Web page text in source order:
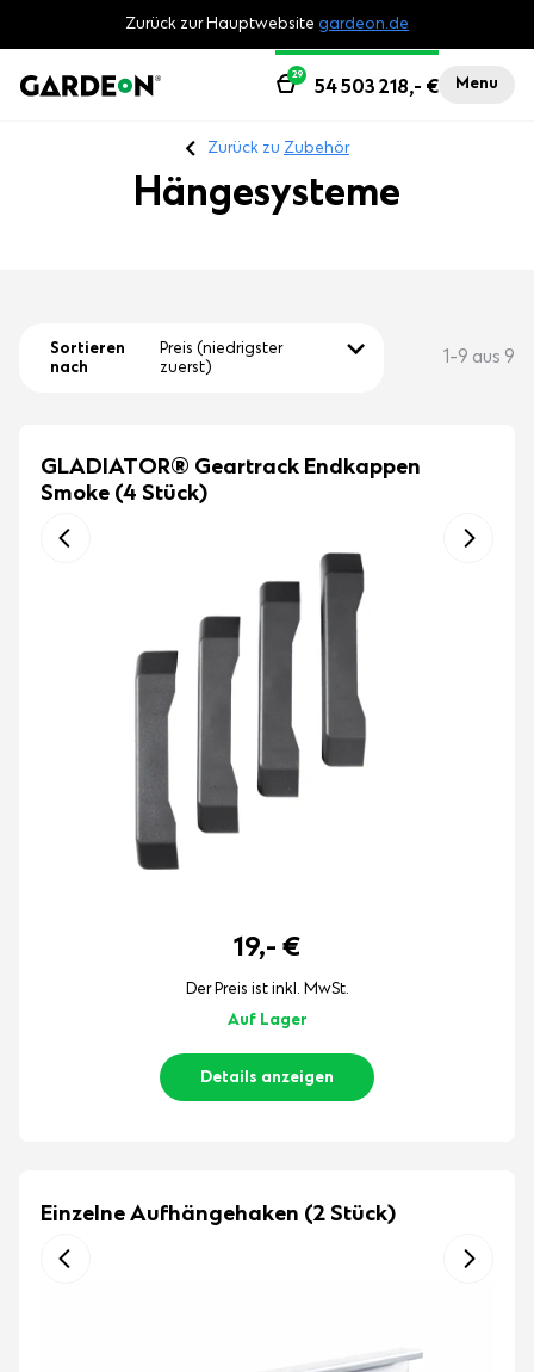
Zurück zur Hauptwebsite gardeon.de
Menu
54 503 218,- €
29
Zurück zu Zubehör
Hängesysteme
Sortieren
nach
Preis (niedrigster
zuerst)
1-9 aus 9
GLADIATOR® Geartrack Endkappen
Smoke (4 Stück)
19,- €
Der Preis ist inkl. MwSt.
Auf Lager
Details anzeigen
Einzelne Aufhängehaken (2 Stück)